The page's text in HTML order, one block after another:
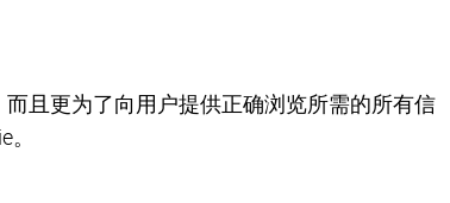
且更为了向用户提供正确浏览所需的所有信